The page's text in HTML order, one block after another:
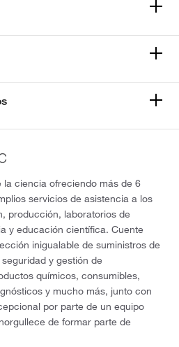
la ciencia ofreciendo más de 6
servicios de asistencia a los
producción, laboratorios de
y educación científica. Cuente
inigualable de suministros de
y gestión de
químicos, consumibles,
y mucho más, junto con
por parte de un equipo
de formar parte de